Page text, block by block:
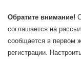
Обратите внимание!
соглашается на
сообщается в первом
регистрации.